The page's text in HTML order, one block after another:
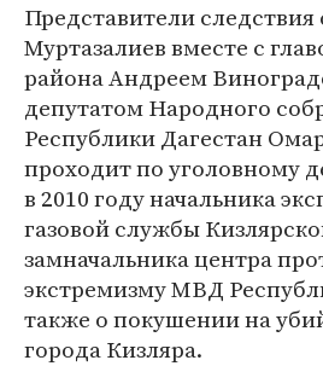
Представители
Муртазалиев вместе с
района Андреем
депутатом Народного
Республики Дагестан
проходит по уголовному
в 2010 году начальника
газовой службы
замначальника центра
экстремизму МВД
также о покушении на
города Кизляра.